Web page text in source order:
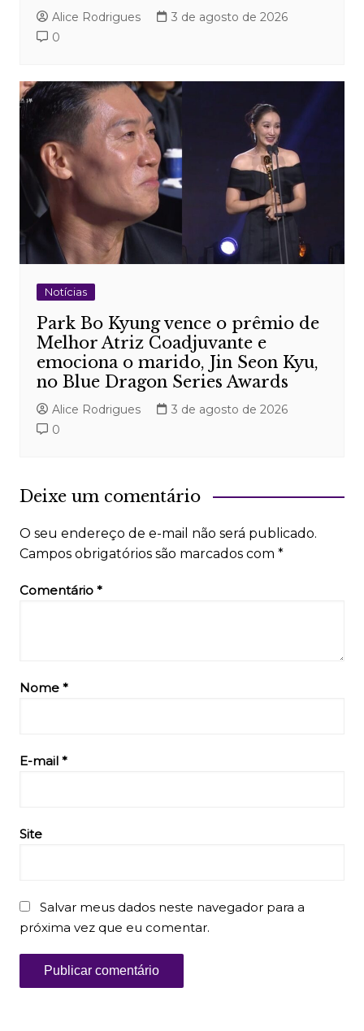
Alice Rodrigues
3 de agosto de 2026
0
Notícias
Park Bo Kyung vence o prêmio de
Melhor Atriz Coadjuvante e
emociona o marido, Jin Seon Kyu,
no Blue Dragon Series Awards
Alice Rodrigues
3 de agosto de 2026
0
Deixe um comentário
O seu endereço de e-mail não será publicado.
Campos obrigatórios são marcados com *
Comentário *
Nome *
E-mail *
Site
Salvar meus dados neste navegador para a
próxima vez que eu comentar.